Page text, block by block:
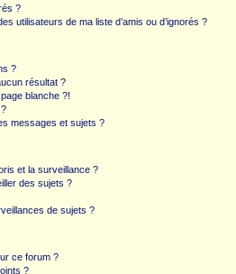
?
utilisateurs de ma liste d’amis ou d’ignorés ?
?
résultat ?
blanche ?!
messages et sujets ?
et la surveillance ?
des sujets ?
de sujets ?
ce forum ?
?